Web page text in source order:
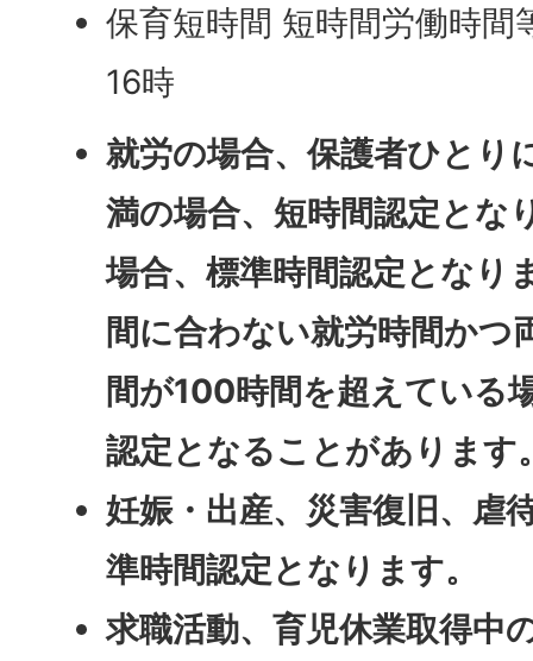
保育短時間 短時間労働時間
16時
就労の場合、保護者ひとり
満の場合、短時間認定とな
場合、標準時間認定となり
間に合わない就労時間かつ
間が100時間を超えている
認定となることがあります
妊娠・出産、災害復旧、虐
準時間認定となります。
求職活動、育児休業取得中